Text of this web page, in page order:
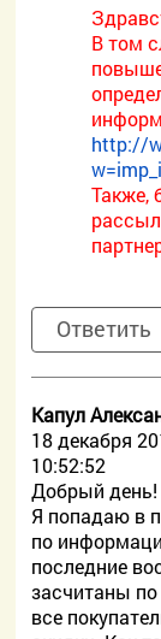
В том
http://
Также,
Ответить
Капул
18 декабря
10:52:52
Добрый день!
Я попадаю в
по
последние
засчитаны по
все